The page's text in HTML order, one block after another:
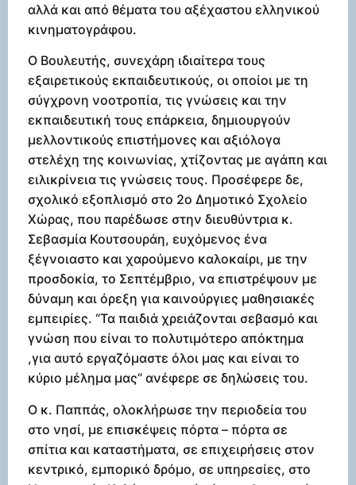
αλλά και από θέματα του αξέχαστου ελληνικού
κινηματογράφου.
Ο Βουλευτής, συνεχάρη ιδιαίτερα τους
εξαιρετικούς εκπαιδευτικούς, οι οποίοι με τη
σύγχρονη νοοτροπία, τις γνώσεις και την
εκπαιδευτική τους επάρκεια, δημιουργούν
μελλοντικούς επιστήμονες και αξιόλογα
στελέχη της κοινωνίας, χτίζοντας με αγάπη και
ειλικρίνεια τις γνώσεις τους. Προσέφερε δε,
σχολικό εξοπλισμό στο 2ο Δημοτικό Σχολείο
Χώρας, που παρέδωσε στην διευθύντρια κ.
Σεβασμία Κουτσουράη, ευχόμενος ένα
ξέγνοιαστο και χαρούμενο καλοκαίρι, με την
προσδοκία, το Σεπτέμβριο, να επιστρέψουν με
δύναμη και όρεξη για καινούργιες μαθησιακές
εμπειρίες. “Τα παιδιά χρειάζονται σεβασμό και
γνώση που είναι το πολυτιμότερο απόκτημα
,για αυτό εργαζόμαστε όλοι μας και είναι το
κύριο μέλημα μας” ανέφερε σε δηλώσεις του.
Ο κ. Παππάς, ολοκλήρωσε την περιοδεία του
στο νησί, με επισκέψεις πόρτα – πόρτα σε
σπίτια και καταστήματα, σε επιχειρήσεις στον
κεντρικό, εμπορικό δρόμο, σε υπηρεσίες, στο